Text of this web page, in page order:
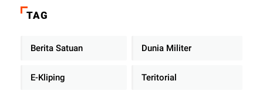
TAG
Berita Satuan Dunia Militer
E-Kliping Teritorial